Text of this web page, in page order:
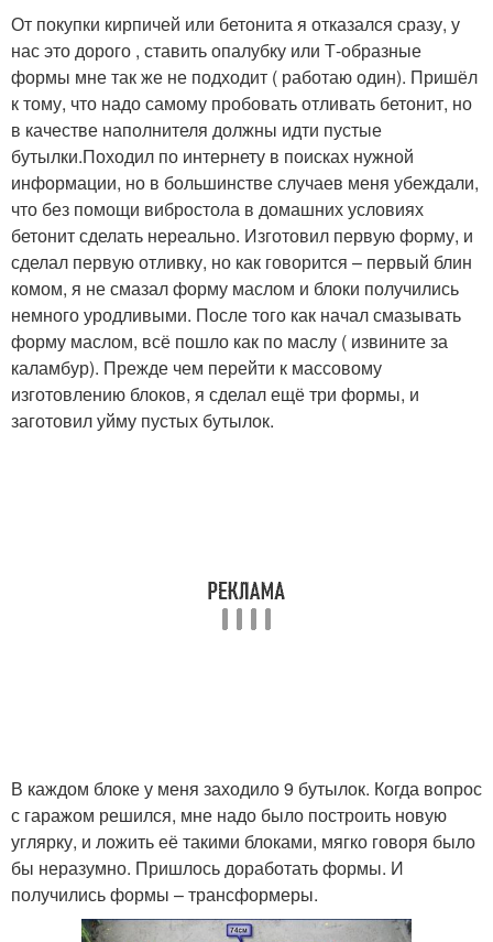
От покупки кирпичей или бетонита я отказался сразу, у
нас это дорого , ставить опалубку или Т-образные
формы мне так же не подходит ( работаю один). Пришёл
к тому, что надо самому пробовать отливать бетонит, но
в качестве наполнителя должны идти пустые
бутылки.Походил по интернету в поисках нужной
информации, но в большинстве случаев меня убеждали,
что без помощи вибростола в домашних условиях
бетонит сделать нереально. Изготовил первую форму, и
сделал первую отливку, но как говорится – первый блин
комом, я не смазал форму маслом и блоки получились
немного уродливыми. После того как начал смазывать
форму маслом, всё пошло как по маслу ( извините за
каламбур). Прежде чем перейти к массовому
изготовлению блоков, я сделал ещё три формы, и
заготовил уйму пустых бутылок.
В каждом блоке у меня заходило 9 бутылок. Когда вопрос
с гаражом решился, мне надо было построить новую
углярку, и ложить её такими блоками, мягко говоря было
бы неразумно. Пришлось доработать формы. И
получились формы – трансформеры.